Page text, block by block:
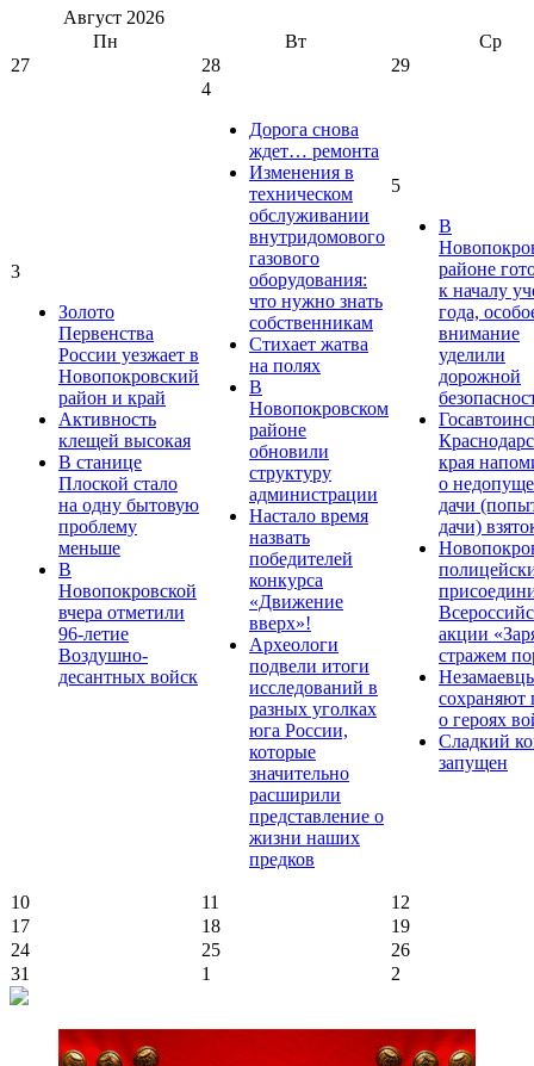
Август 2026
Пн
Вт
Ср
27
28 29
3
Золото
Первенства
России уезжает в
Новопокровский
район и край
Активность
клещей высокая
В станице
Плоской стало
на одну бытовую
проблему
меньше
В
Новопокровской
вчера отметили
96-летие
Воздушно-
десантных войск
4
Дорога снова
ждет… ремонта
Изменения в
техническом
обслуживании
внутридомового
газового
оборудования:
что нужно знать
собственникам
Стихает жатва
на полях
В
Новопокровском
районе
обновили
структуру
администрации
Настало время
назвать
победителей
конкурса
«Движение
вверх»!
Археологи
подвели итоги
исследований в
разных уголках
юга России,
которые
значительно
расширили
представление о
жизни наших
предков
5
В
районе
к началу
года,
внимание
уделили
дорожной
края
о
дачи
дачи)
акции
стражем
сохраняют
о героях
Сладкий
запущен
10 11
12
17
18
19
24
25
26
31
1 2